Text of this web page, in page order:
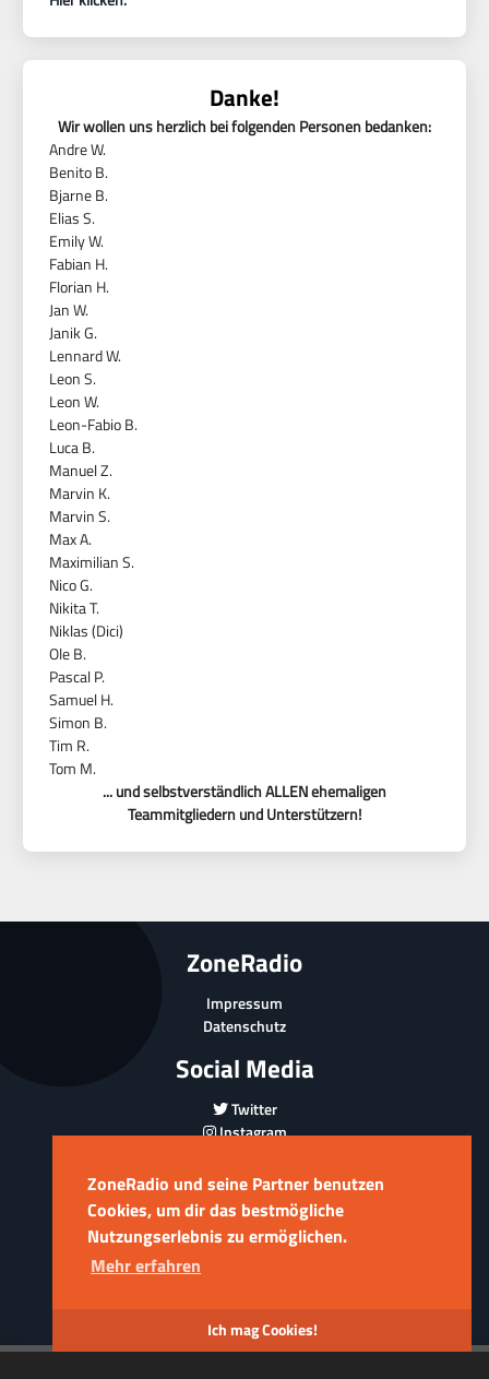
ZoneRadio und seine Partner benutzen
Cookies, um dir das bestmögliche
Nutzungserlebnis zu ermöglichen.
Mehr erfahren
Ich mag Cookies!
Danke!
Wir wollen uns herzlich bei folgenden Personen bedanken:
Andre W.
Benito B.
Bjarne B.
Elias S.
Emily W.
Fabian H.
Florian H.
Jan W.
Janik G.
Lennard W.
Leon S.
Leon W.
Leon-Fabio B.
Luca B.
Manuel Z.
Marvin K.
Marvin S.
Max A.
Maximilian S.
Nico G.
Nikita T.
Niklas (Dici)
Ole B.
Pascal P.
Samuel H.
Simon B.
Tim R.
Tom M.
... und selbstverständlich ALLEN ehemaligen
Teammitgliedern und Unterstützern!
ZoneRadio
Impressum
Datenschutz
Social Media
Twitter
Instagram
Offizieller Partner